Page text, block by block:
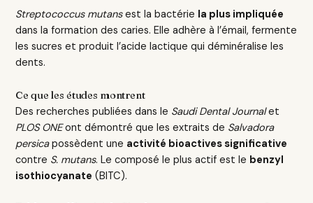
Streptococcus mutansest la bactérie la plus impliquée
dans la formation des caries. Elle adhère à l’émail, fermente
les sucres et produit l’acide lactique qui déminéralise les
dents.
Ce que les études montrent
Des recherches publiées dans le Saudi Dental Journalet
PLOS ONEont démontré que les extraits de Salvadora
persicapossèdent une activité bioactives significative
contre S. mutans. Le composé le plus actif est le benzyl
isothiocyanate (BITC).